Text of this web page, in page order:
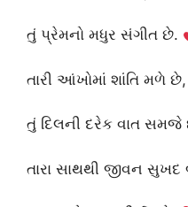
તું પ્રેમનો મધુર સંગીત છે.
તારી આંખોમાં શાંતિ મળે છે,
તું દિલની દરેક વાત સમજે
તારા સાથથી જીવન